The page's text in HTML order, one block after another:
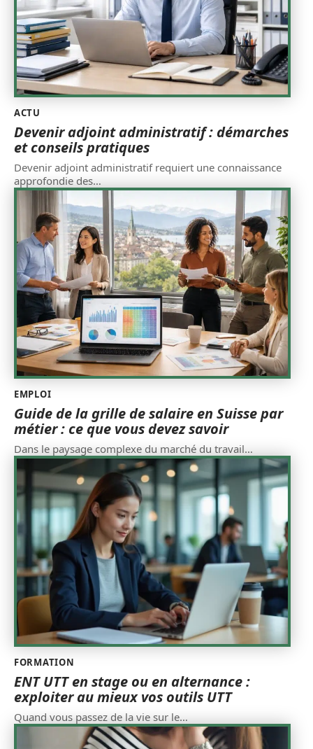
ACTU
Devenir adjoint administratif : démarches
et conseils pratiques
Devenir adjoint administratif requiert une connaissance
approfondie des…
EMPLOI
Guide de la grille de salaire en Suisse par
métier : ce que vous devez savoir
Dans le paysage complexe du marché du travail…
FORMATION
ENT UTT en stage ou en alternance :
exploiter au mieux vos outils UTT
Quand vous passez de la vie sur le…